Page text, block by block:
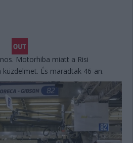
Motorhiba miatt a Risi
És maradtak 46-an.